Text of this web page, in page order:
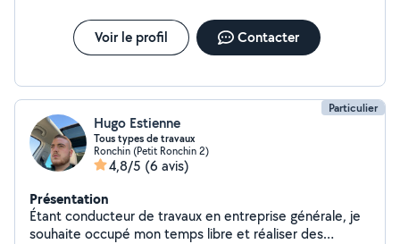
Voir le profil Contacter
Particulier
Hugo Estienne
Tous types de travaux
Ronchin (Petit Ronchin 2)
4,8/5 (6 avis)
Présentation
Étant conducteur de travaux en entreprise générale, je
souhaite occupé mon temps libre et réaliser des